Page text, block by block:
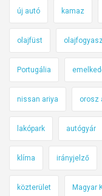
új autó kamaz
olajfüst
Portugália
nissan ariya orosz
lakópark autógyár
klíma irányjelző
közterület Magyar